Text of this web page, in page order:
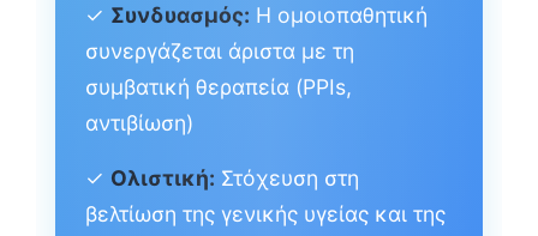
✓ Συνδυασμός: Η ομοιοπαθητική
συνεργάζεται άριστα με τη
συμβατική θεραπεία (PPIs,
αντιβίωση)
✓ Ολιστική: Στόχευση στη
βελτίωση της γενικής υγείας και της